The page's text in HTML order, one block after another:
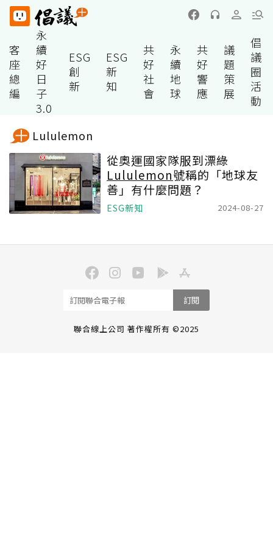
客
座
總
編
永
續
好
日
子
3.0
ESG
創
新
ESG
新
知
共
好
社
會
永
續
地
球
共
好
響
應
議
題
策
展
倡
議
圈
活
動
Lululemon
從奧運國家隊服到漂綠
Lululemon號稱的「地球友
善」有什麼問題？
ESG新知 2024-08-27
訂閱
聯合線上公司 著作權所有 ©2025